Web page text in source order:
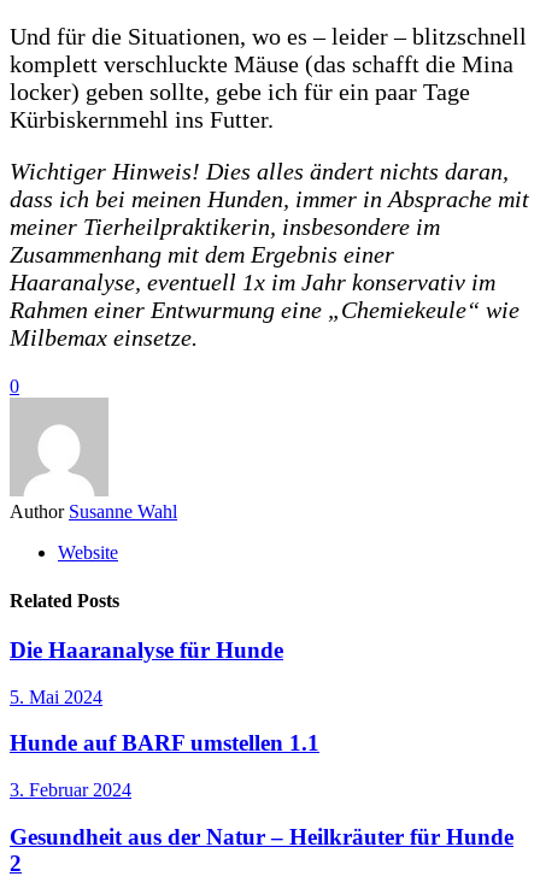
Und für die Situationen, wo es – leider – blitzschnell
komplett verschluckte Mäuse (das schafft die Mina
locker) geben sollte, gebe ich für ein paar Tage
Kürbiskernmehl ins Futter.
Wichtiger Hinweis! Dies alles ändert nichts daran,
dass ich bei meinen Hunden, immer in Absprache mit
meiner Tierheilpraktikerin, insbesondere im
Zusammenhang mit dem Ergebnis einer
Haaranalyse, eventuell 1x im Jahr konservativ im
Rahmen einer Entwurmung eine „Chemiekeule“ wie
Milbemax einsetze.
0
Author Susanne Wahl
Website
Related Posts
Die Haaranalyse für Hunde
5. Mai 2024
Hunde auf BARF umstellen 1.1
3. Februar 2024
Gesundheit aus der Natur – Heilkräuter für Hunde
2